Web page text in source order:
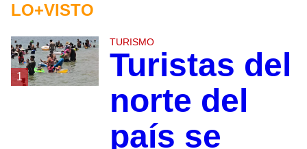
LO+VISTO
1
TURISMO
Turistas del
norte del
país se